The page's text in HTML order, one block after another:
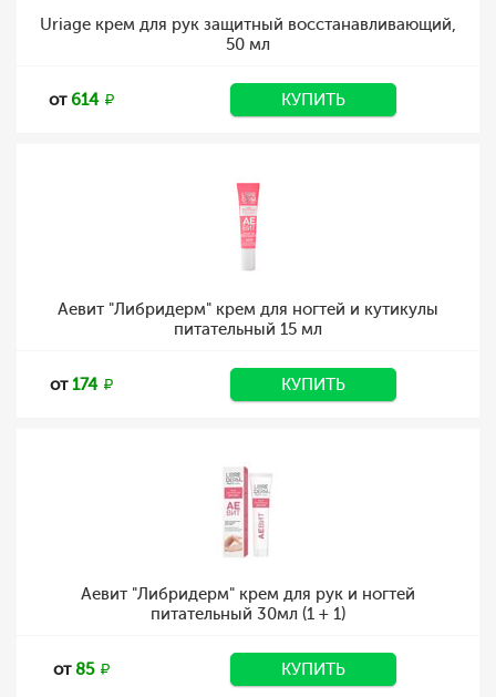
Uriage крем для рук защитный восстанавливающий,
50 мл
от614 КУПИТЬ
Аевит "Либридерм" крем для ногтей и кутикулы
питательный 15 мл
от174 КУПИТЬ
Аевит "Либридерм" крем для рук и ногтей
питательный 30мл (1 + 1)
от85 КУПИТЬ